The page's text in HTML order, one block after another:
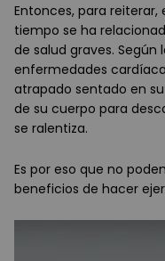
Entonces, para
tiempo se ha
de salud graves.
enfermedades
atrapado sentado en
de su cuerpo para
se ralentiza.
Es por eso que no
beneficios de hacer